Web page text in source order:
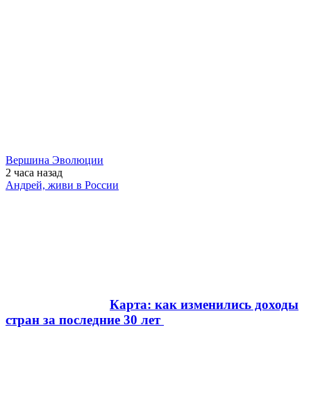
Вершина Эволюции
2 часа назад
Андрей, живи в России
Карта: как изменились доходы
стран за последние 30 лет